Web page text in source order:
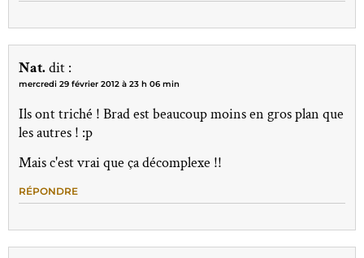
Nat. dit :
mercredi 29 février 2012 à 23 h 06 min
Ils ont triché ! Brad est beaucoup moins en gros plan que
les autres ! :p
Mais c'est vrai que ça décomplexe !!
RÉPONDRE